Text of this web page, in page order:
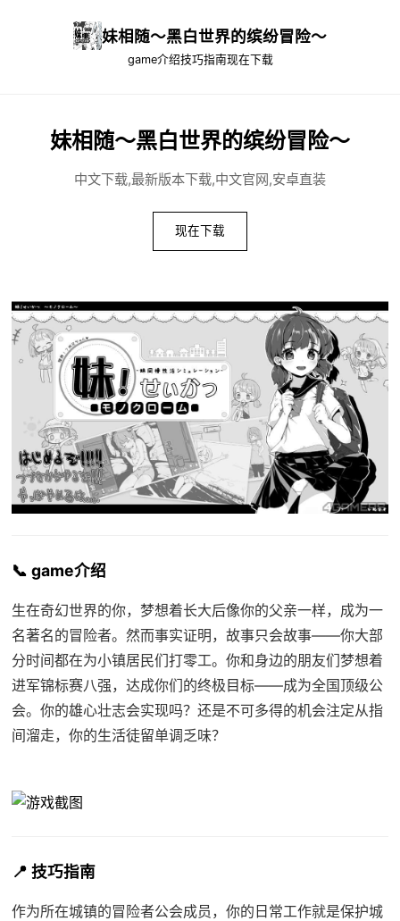
妹相随～黑白世界的缤纷冒险～
game介绍技巧指南现在下载
妹相随～黑白世界的缤纷冒险～
中文下载,最新版本下载,中文官网,安卓直装
现在下载
📞 game介绍
生在奇幻世界的你，梦想着长大后像你的父亲一样，成为一
名著名的冒险者。然而事实证明，故事只会故事——你大部
分时间都在为小镇居民们打零工。你和身边的朋友们梦想着
进军锦标赛八强，达成你们的终极目标——成为全国顶级公
会。你的雄心壮志会实现吗？还是不可多得的机会注定从指
间溜走，你的生活徒留单调乏味？
📍 技巧指南
作为所在城镇的冒险者公会成员，你的日常工作就是保护城